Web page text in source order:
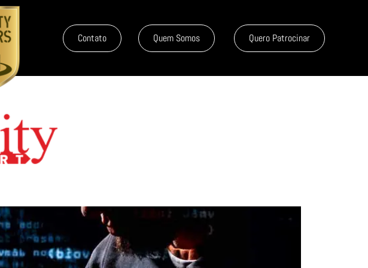
Contato Quem Somos Quero Patrocinar